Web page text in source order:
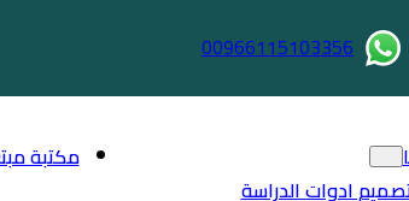
00966115103356
ادوات الدراسة
مكتبة